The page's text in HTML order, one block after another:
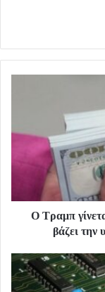
Ο Τραμπ
βάζει την